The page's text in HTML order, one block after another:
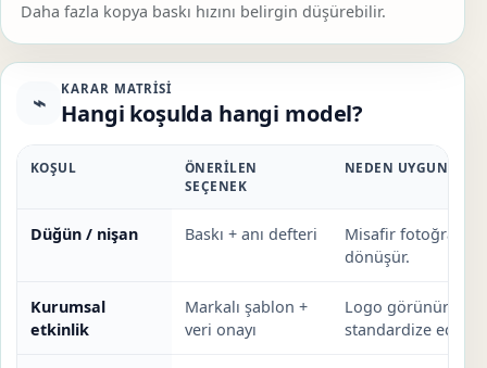
Daha fazla kopya baskı hızını belirgin düşürebilir.
⌁ KARAR MATRISI
Hangi koşulda hangi model?
KOŞUL
ÖNERILEN
SEÇENEK
NEDEN UYGUN?
Düğün / nişan Baskı + anı defteri
Misafir fotoğrafı
dönüşür.
Kurumsal
etkinlik
Markalı şablon +
veri onayı
Logo görünürlüğü
standardize edilir.